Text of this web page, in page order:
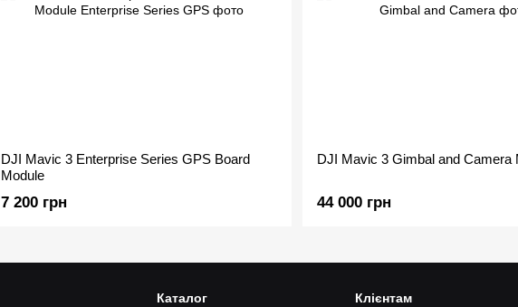
DJI Mavic 3 Enterprise Series GPS Board
Module
7 200 грн
DJI Mavic 3 Gimbal and Camera
44 000 грн
Каталог Клієнтам